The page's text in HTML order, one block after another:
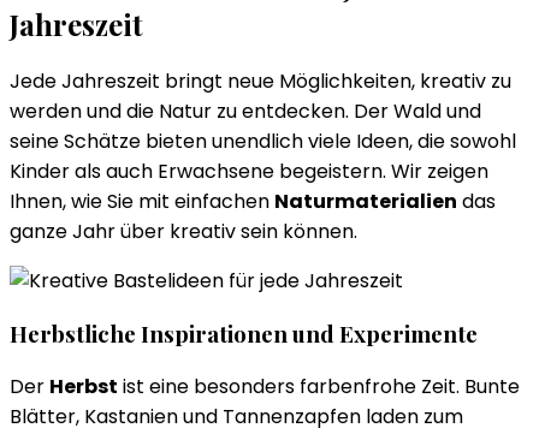
Jahreszeit
Jede Jahreszeit bringt neue Möglichkeiten, kreativ zu
werden und die Natur zu entdecken. Der Wald und
seine Schätze bieten unendlich viele Ideen, die sowohl
Kinder als auch Erwachsene begeistern. Wir zeigen
Ihnen, wie Sie mit einfachen Naturmaterialien das
ganze Jahr über kreativ sein können.
Herbstliche Inspirationen und Experimente
Der Herbst ist eine besonders farbenfrohe Zeit. Bunte
Blätter, Kastanien und Tannenzapfen laden zum